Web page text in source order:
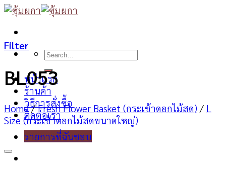
Skip
content
Search
หน้าแรก
ร้านค้า
วิธีการสั่งซื้อ
ติดต่อเรา
รายการที่ฉันชอบ
Filter
BL053
Home / Fresh Flower Basket (กระเช้าดอกไม้สด) / L
Size (กระเช้าดอกไม้สดขนาดใหญ่)